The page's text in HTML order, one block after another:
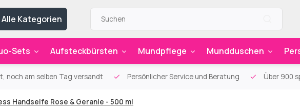
Alle Kategorien
Sets Aufsteckbürsten Mundpflege Mundduschen
noch am selben Tag versandt Persönlicher Service und Beratung Über 900
Handseife Rose & Geranie - 500 ml